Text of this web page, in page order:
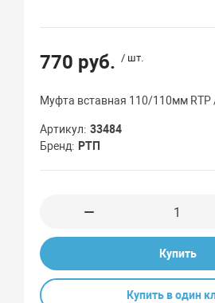
770 руб. / шт.
Муфта вставная 110/110мм
Артикул 33484
Бренд
РТП
Купить
Купить в один